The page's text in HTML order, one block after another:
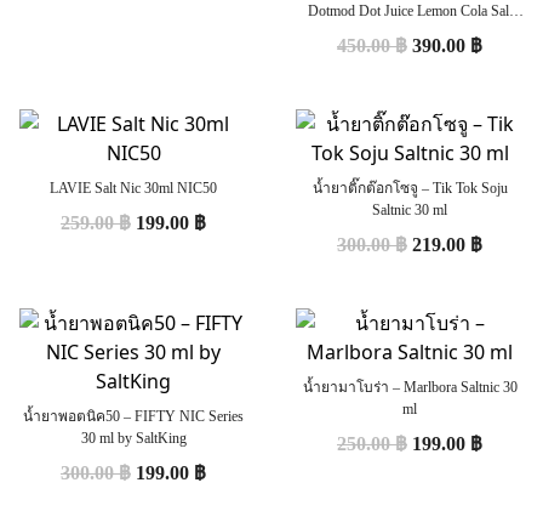
Dotmod Dot Juice Lemon Cola Salt
450.00฿ 390.00 ฿
LAVIE Salt Nic 30ml NIC50
259.00฿ 199.00 ฿
น้ำยาติ๊กต๊อกโซจู – Tik Tok Soju
Saltnic 30 ml
300.00฿ 219.00 ฿
น้ำยาพอตนิค50 – FIFTY NIC Series
30 ml by SaltKing
300.00฿ 199.00 ฿
น้ำยามาโบร่า – Marlbora Saltnic 30
ml
250.00฿ 199.00 ฿